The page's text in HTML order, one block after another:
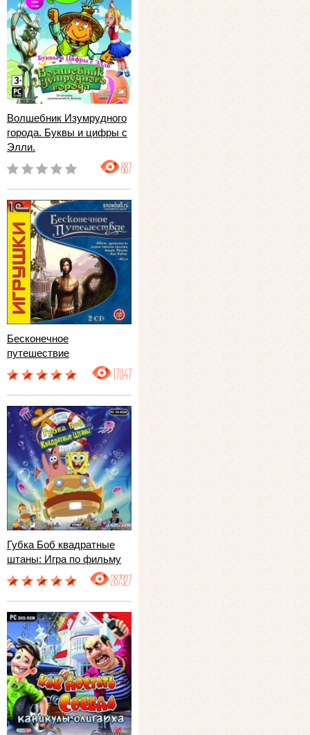
Волшебник Изумрудного
города. Буквы и цифры с
Элли.
887
Бесконечное
путешествие
17047
Губка Боб квадратные
штаны: Игра по фильму
287927